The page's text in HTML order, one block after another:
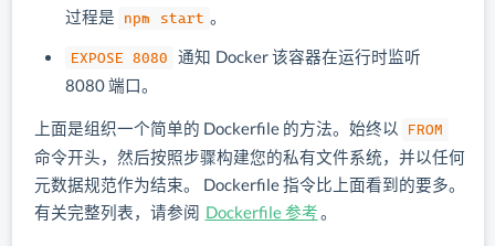
过程是 npm start 。
EXPOSE 8080 通知 Docker 该容器在运行时监听
8080 端口。
上面是组织一个简单的 Dockerfile 的方法。始终以 FROM
命令开头，然后按照步骤构建您的私有文件系统，并以任何
元数据规范作为结束。 Dockerfile 指令比上面看到的要多。
有关完整列表，请参阅 Dockerfile 参考。